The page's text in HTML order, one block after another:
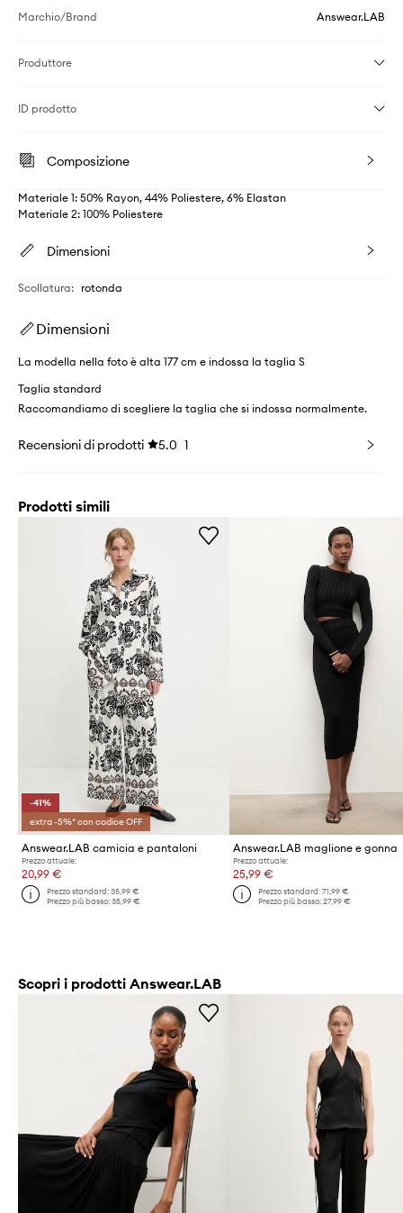
Marchio/Brand Answear.LAB
Produttore
ID prodotto
Composizione
Materiale 1: 50% Rayon, 44% Poliestere, 6% Elastan
Materiale 2: 100% Poliestere
Dimensioni
Scollatura: rotonda
Dimensioni
La modella nella foto è alta 177 cm e indossa la taglia S
Taglia standard
Raccomandiamo di scegliere la taglia che si indossa normalmente.
Recensioni di prodotti 5.0 1
Prodotti simili
-41%
extra -5%* con codice OFF
Answear.LAB camicia e pantaloni
Prezzo attuale:
20,99 €
Prezzo standard:35,99 €
Prezzo più basso:35,99 €
Answear.LAB maglione e gonna
Prezzo attuale:
25,99 €
Prezzo standard: 71,99 €
Prezzo più basso: 27,99 €
Scopri i prodotti Answear.LAB